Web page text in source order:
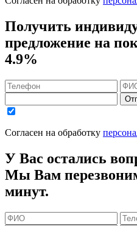
Получить
предложение на
4.9%
Согласен на обработку
У Вас остались
Мы Вам
минут.